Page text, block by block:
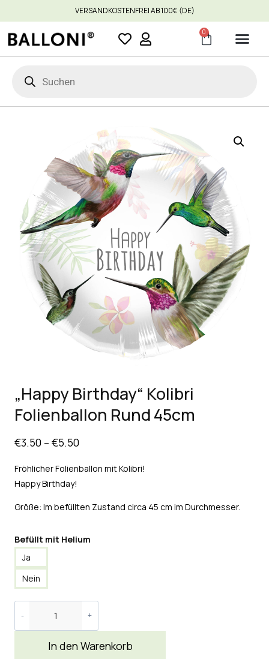
VERSANDKOSTENFREI AB 100€ (DE)
0
„Happy Birthday“ Kolibri
Folienballon Rund 45cm
€3.50 – €5.50
Fröhlicher Folienballon mit Kolibri!
Happy Birthday!
Größe: Im befüllten Zustand circa 45 cm im Durchmesser.
Befüllt mit Helium
Ja
Nein
In den Warenkorb